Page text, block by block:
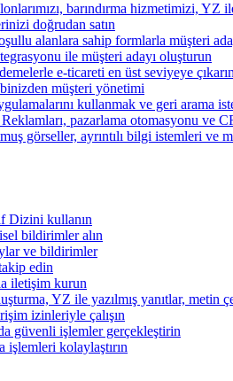
barındırma hizmetimizi,
doğrudan satın
alanlara sahip formlarla müşteri
ile müşteri adayı oluşturun
e-ticareti en üst seviyeye çıkarın
müşteri yönetimi
kullanmak ve geri arama
pazarlama otomasyonu ve
görseller, ayrıntılı bilgi istemleri ve
Dizini kullanın
bildirimler alın
ve bildirimler
edin
iletişim kurun
YZ ile yazılmış yanıtlar, metin
izinleriyle çalışın
güvenli işlemler gerçekleştirin
işlemleri kolaylaştırın